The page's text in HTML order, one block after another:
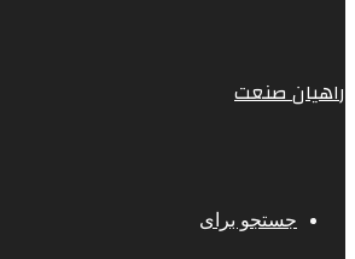
راهیان صنعت
جستجو برای